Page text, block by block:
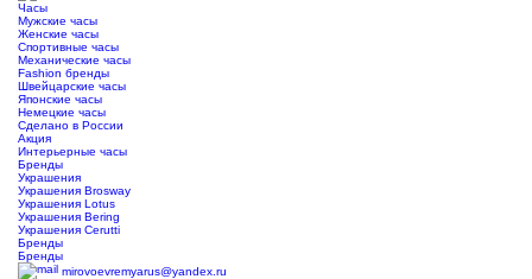
Часы
Мужские часы
Женские часы
Спортивные часы
Механические часы
Fashion бренды
Швейцарские часы
Японские часы
Немецкие часы
Сделано в России
Акция
Интерьерные часы
Бренды
Украшения
Украшения Brosway
Украшения Lotus
Украшения Bering
Украшения Cerutti
Бренды
Бренды
mirovoevremyarus@yandex.ru